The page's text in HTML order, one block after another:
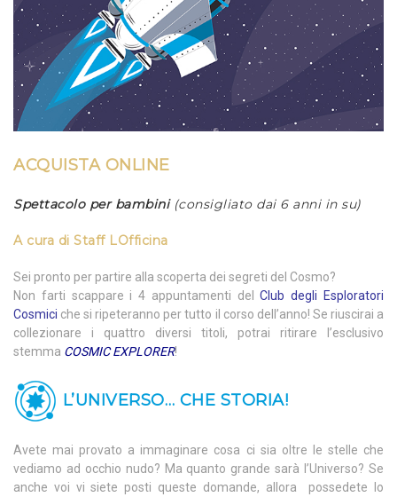
ACQUISTA ONLINE
Spettacolo per bambini (consigliato dai 6 anni in su)
A cura di Staff LOfficina
Sei pronto per partire alla scoperta dei segreti del Cosmo?
Non farti scappare i 4 appuntamenti delClub degli Esploratori
Cosmici che si ripeteranno per tutto il corso dell’anno! Se riuscirai a
collezionare i quattro diversi titoli, potrai ritirare l’esclusivo
stemma COSMIC EXPLORER!
L’UNIVERSO… CHE STORIA!
Avete mai provato a immaginare cosa ci sia oltre le stelle che
vediamo ad occhio nudo? Ma quanto grande sarà l’Universo? Se
anche voi vi siete posti queste domande, allora possedete lo